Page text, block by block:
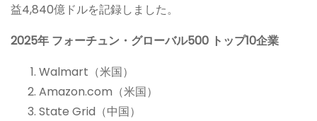
益4,840億ドルを記録しました。
2025年 フォーチュン・グローバル500 トップ10企業
Walmart（米国）
Amazon.com（米国）
State Grid（中国）